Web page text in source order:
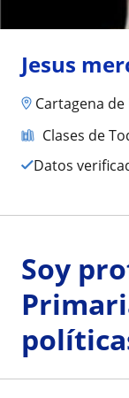
Jesus
Cartagena de
Clases de
Datos
Soy